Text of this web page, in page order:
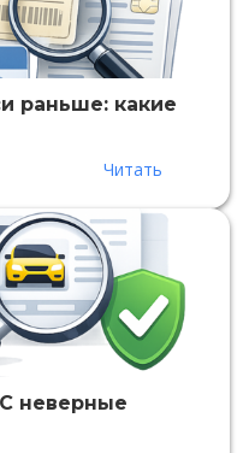
раньше: какие
Читать
неверные